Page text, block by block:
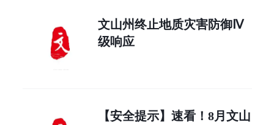
文山州终止地质灾害防御Ⅳ
级响应
【安全提示】速看！8月文山